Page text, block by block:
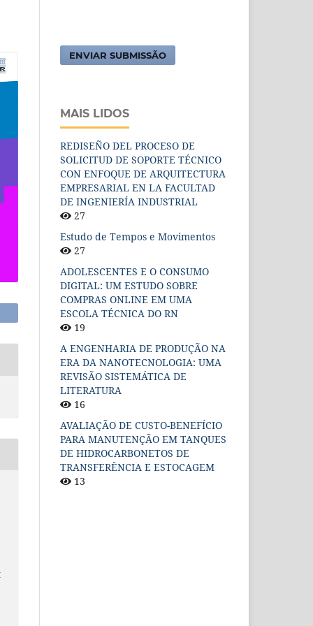
ENVIAR SUBMISSÃO
MAIS LIDOS
REDISEÑO DEL PROCESO DE
SOLICITUD DE SOPORTE TÉCNICO
CON ENFOQUE DE ARQUITECTURA
EMPRESARIAL EN LA FACULTAD
DE INGENIERÍA INDUSTRIAL
27
Estudo de Tempos e Movimentos
27
ADOLESCENTES E O CONSUMO
DIGITAL: UM ESTUDO SOBRE
COMPRAS ONLINE EM UMA
ESCOLA TÉCNICA DO RN
19
A ENGENHARIA DE PRODUÇÃO NA
ERA DA NANOTECNOLOGIA: UMA
REVISÃO SISTEMÁTICA DE
LITERATURA
16
AVALIAÇÃO DE CUSTO-BENEFÍCIO
PARA MANUTENÇÃO EM TANQUES
DE HIDROCARBONETOS DE
TRANSFERÊNCIA E ESTOCAGEM
13